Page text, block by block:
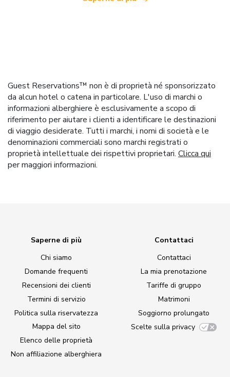
Guest Reservations™ non è di proprietà né sponsorizzato
da alcun hotel o catena in particolare. L'uso di marchi o
informazioni alberghiere è esclusivamente a scopo di
riferimento per aiutare i clienti a identificare le destinazioni
di viaggio desiderate. Tutti i marchi, i nomi di società e le
denominazioni commerciali sono marchi registrati o
proprietà intellettuale dei rispettivi proprietari. Clicca qui
per maggiori informazioni.
Saperne di più
Chi siamo
Domande frequenti
Recensioni dei clienti
Termini di servizio
Politica sulla riservatezza
Mappa del sito
Elenco delle proprietà
Non affiliazione alberghiera
Contattaci
Contattaci
La mia prenotazione
Tariffe di gruppo
Matrimoni
Soggiorno prolungato
Scelte sulla privacy